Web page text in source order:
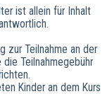
ist allein für Inhalt
zur Teilnahme an der
Teilnahmegebühr
Kinder an dem Kurs